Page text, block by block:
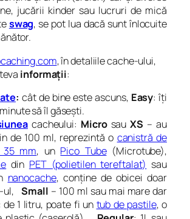
jucării kinder sau lucruri de mică
swag, se pot lua dacă sunt înlocuite
, în detaliile cache-ului,
informații:
: cât de bine este ascuns, Easy: îți
să îl găsești.
cacheului: Micro sauXS – au
de 100 ml, reprezintă o canistră de
mm, un Pico Tube(Microtube),
din PET (polietilen tereftalat) sau
nanocache, conține de obicei doar
ul,Small – 100 ml sau mai mare dar
1 litru, poate fi un tub de pastile, o